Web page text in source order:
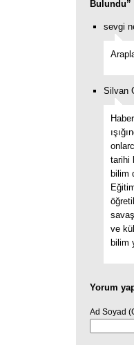
sevgi
Silvan
tarihi
bilim
ve
bilim
Yorum
Ad Soyad